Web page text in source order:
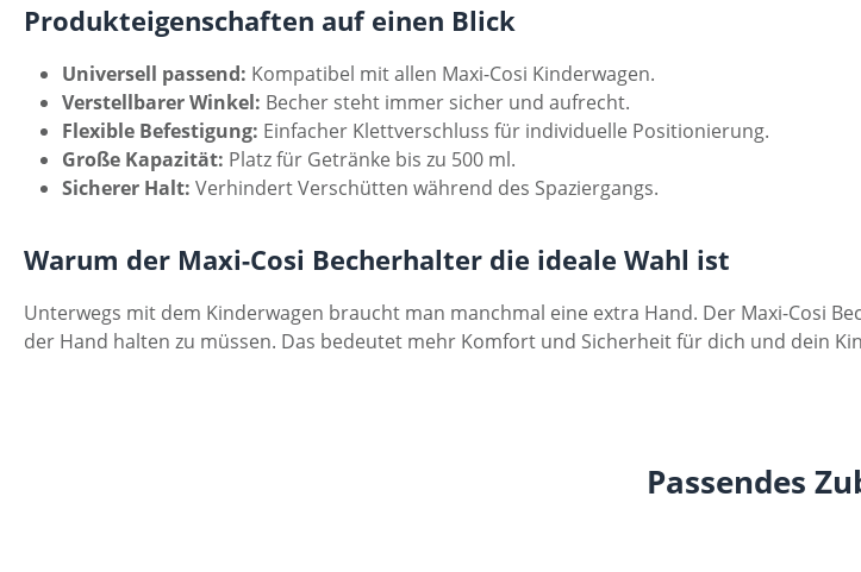
Produkteigenschaften auf einen Blick
Universell passend: Kompatibel mit allen Maxi-Cosi Kinderwagen.
Verstellbarer Winkel: Becher steht immer sicher und aufrecht.
Flexible Befestigung: Einfacher Klettverschluss für individuelle Positionierung.
Große Kapazität: Platz für Getränke bis zu 500 ml.
Sicherer Halt: Verhindert Verschütten während des Spaziergangs.
Warum der Maxi-Cosi Becherhalter die ideale Wahl ist
Unterwegs mit dem Kinderwagen braucht man manchmal eine extra Hand. Der Maxi-Cosi
der Hand halten zu müssen. Das bedeutet mehr Komfort und Sicherheit für dich und dein
Passendes